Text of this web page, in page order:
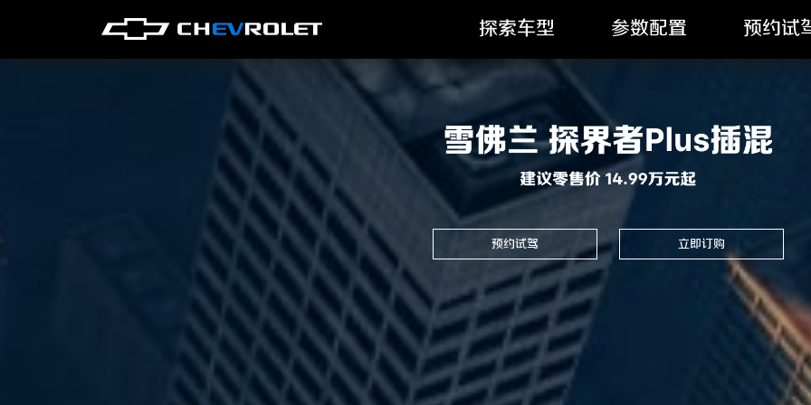
探索车型 参数配置 预约试
预约试驾 立即订购